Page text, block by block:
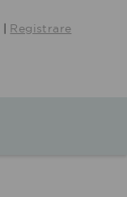
| Registrare